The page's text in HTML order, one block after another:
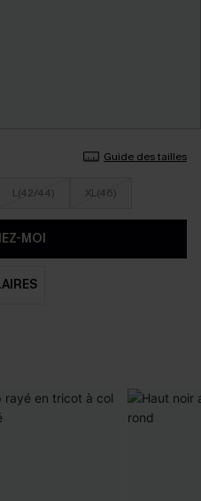
Guide des tailles
L(42/44) XL(46)
MOI